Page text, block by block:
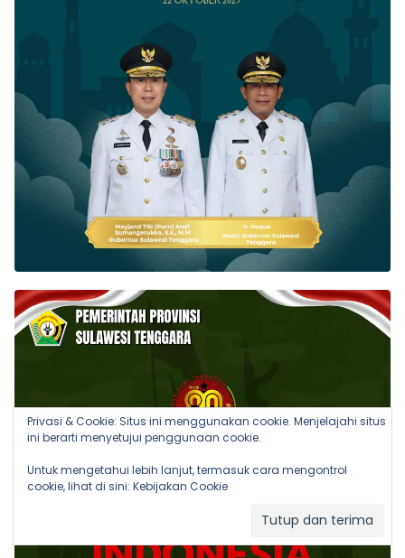
Privasi & Cookie: Situs ini menggunakan cookie. Menjelajahi situs
ini berarti menyetujui penggunaan cookie.
Untuk mengetahui lebih lanjut, termasuk cara mengontrol
cookie, lihat di sini: Kebijakan Cookie